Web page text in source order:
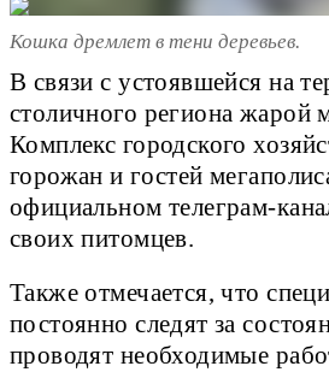
Кошка дремлет в тени деревьев.
В связи с устоявшейся на
столичного региона жарой
Комплекс городского
горожан и гостей
официальном телеграм-
своих питомцев.
Также отмечается, что
постоянно следят за
проводят необходимые